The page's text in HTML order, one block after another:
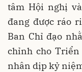
tâm Hội nghị
đang được ráo
Ban Chỉ đạo
chỉnh cho
nhân dịp kỷ